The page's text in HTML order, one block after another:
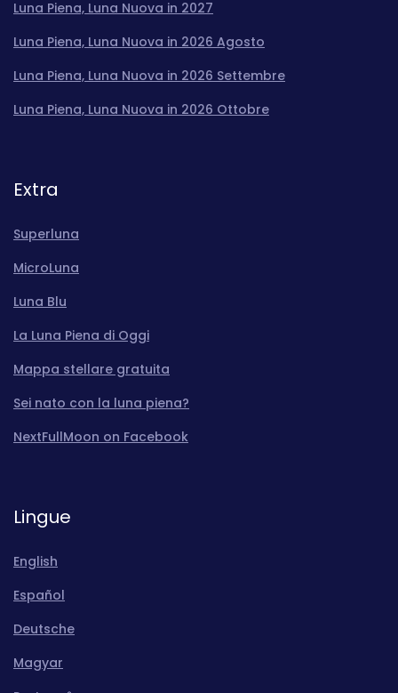
Luna Piena, Luna Nuova in 2027
Luna Piena, Luna Nuova in 2026 Agosto
Luna Piena, Luna Nuova in 2026 Settembre
Luna Piena, Luna Nuova in 2026 Ottobre
Extra
Superluna
MicroLuna
Luna Blu
La Luna Piena di Oggi
Mappa stellare gratuita
Sei nato con la luna piena?
NextFullMoon on Facebook
Lingue
English
Español
Deutsche
Magyar